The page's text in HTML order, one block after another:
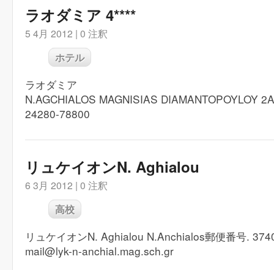
ラオダミア 4****
5 4月 2012 | 0 注釈
ホテル
ラオダミア
N.AGCHIALOS MAGNISIAS DIAMANTOPOYLOY 2A
24280-78800
リュケイオンN. Aghialou
6 3月 2012 | 0 注釈
高校
リュケイオンN. Aghialou N.Anchialos郵便番号.
mail@lyk-n-anchial.mag.sch.gr